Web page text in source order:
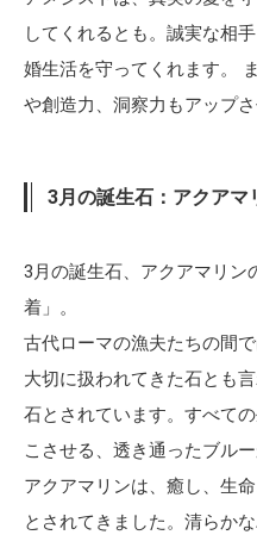
してくれるとも。誠実な相
婚生活を守ってくれます。
や創造力、洞察力もアップさ
3月の誕生石：アクアマ
3月の誕生石、アクアマリン
着」。
古代ローマの漁夫たちの間
大切に扱われてきた石とも
石とされています。すべて
こさせる、透き通ったブルー
アクアマリンは、癒し、生
とされてきました。清らか